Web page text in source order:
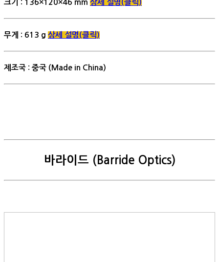
크기 : 136×120×46 mm 상세 설명(클릭)
무게 : 613 g 상세 설명(클릭)
제조국 : 중국 (Made in China)
바라이드 (Barride Optics)